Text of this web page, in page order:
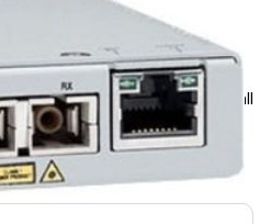
Media Converter, 1 x
Multi-mode, Gigabit Ethernet,
SX, 1640.42 ft, AC Adapter, Wall
Compliant